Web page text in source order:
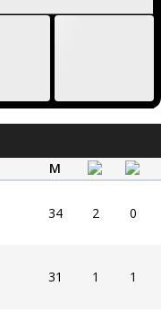
M
34 2 0
31 1 1